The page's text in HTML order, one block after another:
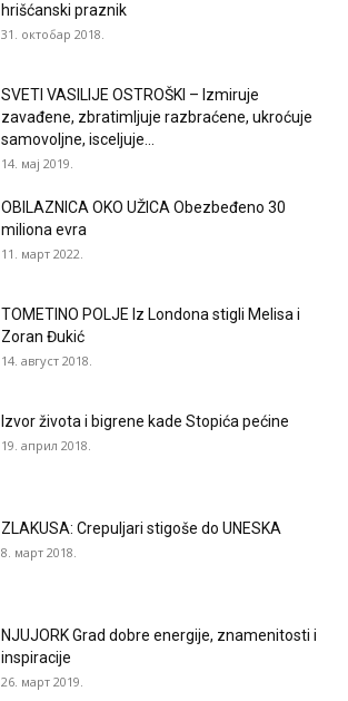
hrišćanski praznik
31. октобар 2018.
SVETI VASILIJE OSTROŠKI – Izmiruje
zavađene, zbratimljuje razbraćene, ukroćuje
samovoljne, isceljuje...
14. мај 2019.
OBILAZNICA OKO UŽICA Obezbeđeno 30
miliona evra
11. март 2022.
TOMETINO POLJE Iz Londona stigli Melisa i
Zoran Đukić
14. август 2018.
Izvor života i bigrene kade Stopića pećine
19. април 2018.
ZLAKUSA: Crepuljari stigoše do UNESKA
8. март 2018.
NJUJORK Grad dobre energije, znamenitosti i
inspiracije
26. март 2019.